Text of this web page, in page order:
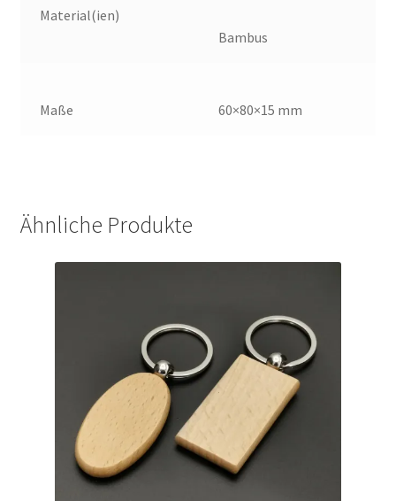
Material(ien)
Bambus
Maße 60×80×15 mm
Ähnliche Produkte